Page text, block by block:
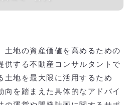
土地の資産価値を高めるための
供する不動産コンサルタントで
土地を最大限に活用するため
向を踏まえた具体的なアドバイ